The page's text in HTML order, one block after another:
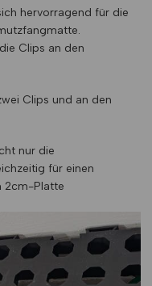
hervorragend für die
Clips an den
Clips und an den
nur die
für einen
2cm-Platte